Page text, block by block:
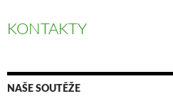
KONTAKTY
NAŠE SOUTĚŽE